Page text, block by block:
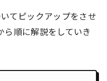
てピックアップをさせ
順に解説をしていき